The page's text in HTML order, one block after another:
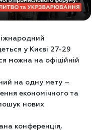
у Києві 27-29
можна на офіційній
на одну мету –
економічного та
нових
конференція,